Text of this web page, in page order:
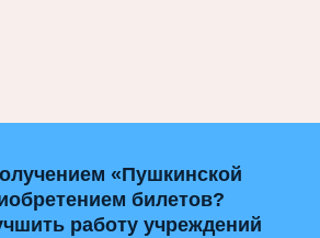
«Пушкинской
билетов?
работу учреждений